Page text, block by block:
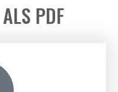
PDF